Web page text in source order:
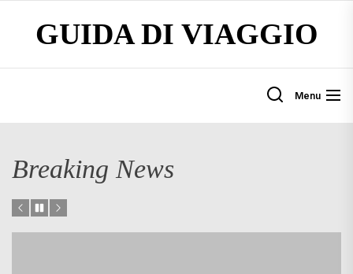
content
GUIDA DI VIAGGIO
Menu
Breaking News